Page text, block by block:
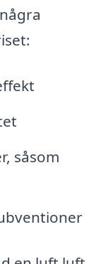
såsom